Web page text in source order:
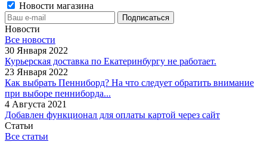
Новости магазина
Новости
Все новости
30 Января 2022
Курьерская доставка по Екатеринбургу не работает.
23 Января 2022
Как выбрать Пенниборд? На что следует обратить внимание
при выборе пенниборда...
4 Августа 2021
Добавлен функционал для оплаты картой через сайт
Статьи
Все статьи